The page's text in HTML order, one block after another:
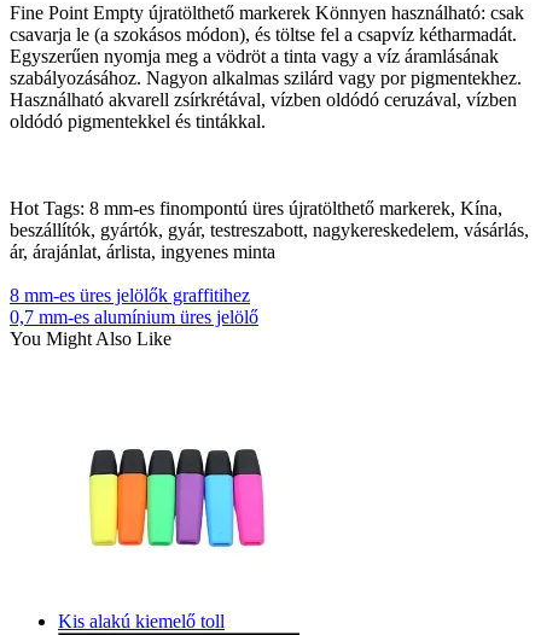
Fine Point Empty újratölthető markerek Könnyen használható: csak
csavarja le (a szokásos módon), és töltse fel a csapvíz kétharmadát.
Egyszerűen nyomja meg a vödröt a tinta vagy a víz áramlásának
szabályozásához. Nagyon alkalmas szilárd vagy por pigmentekhez.
Használható akvarell zsírkrétával, vízben oldódó ceruzával, vízben
oldódó pigmentekkel és tintákkal.
Hot Tags: 8 mm-es finompontú üres újratölthető markerek, Kína,
beszállítók, gyártók, gyár, testreszabott, nagykereskedelem, vásárlás,
ár, árajánlat, árlista, ingyenes minta
8 mm-es üres jelölők graffitihez
0,7 mm-es alumínium üres jelölő
You Might Also Like
Kis alakú kiemelő toll